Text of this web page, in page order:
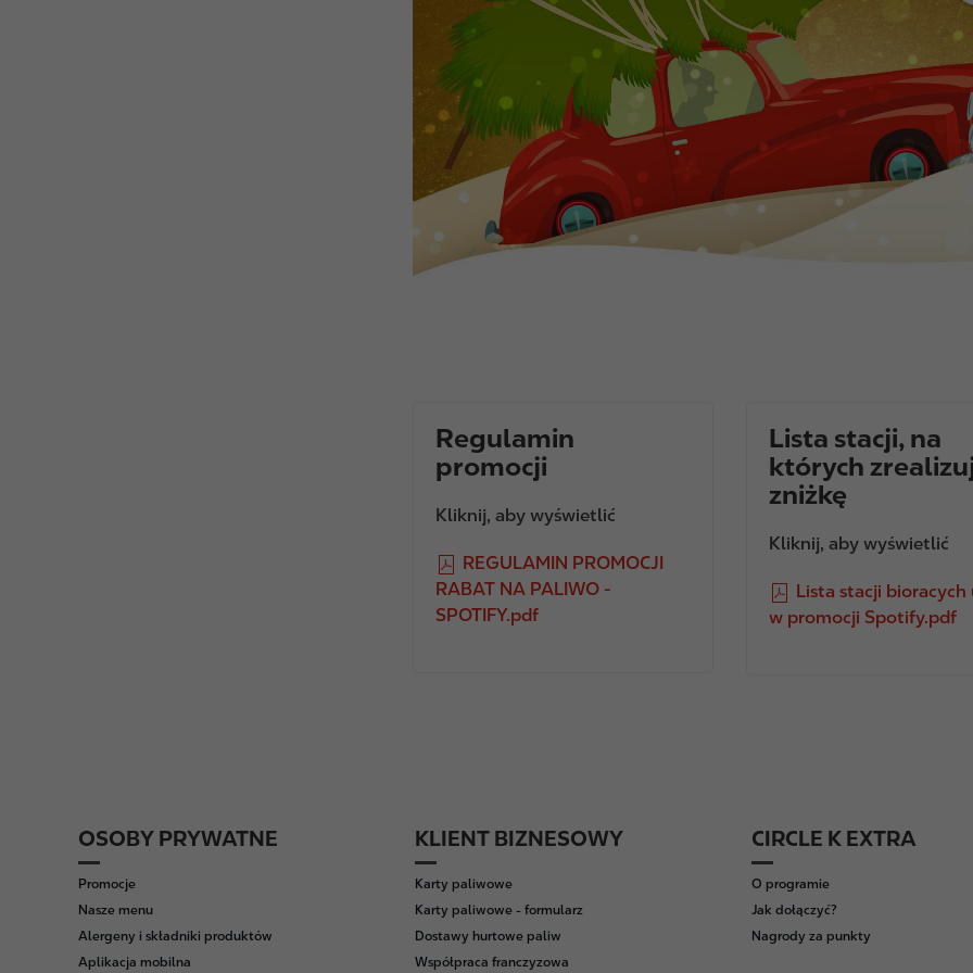
Regulamin
promocji
Kliknij, aby wyświetlić
F
i
l
REGULAMIN PROMOCJI
RABAT NA PALIWO -
SPOTIFY.pdf
Lista stacji, na
których
zniżkę
Kliknij, aby wyświetlić
F
i
Lista stacji bioracych
w promocji Spotify.pdf
F
o
o
t
e
OSOBY PRYWATNE
Promocje
Nasze menu
Alergeny i składniki produktów
Aplikacja mobilna
KLIENT BIZNESOWY
Karty paliwowe
Karty paliwowe - formularz
Dostawy hurtowe paliw
Współpraca franczyzowa
CIRCLE K EXTRA
O programie
Jak dołączyć?
Nagrody za punkty